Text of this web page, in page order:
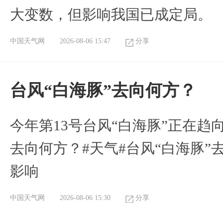
大变数，但影响我国已成定局。
中国天气网 2026-08-06 15:47 分享
台风“白海豚”去向何方？
今年第13号台风“白海豚”正在趋
去向何方？#天气#台风“白海豚”
影响
中国天气网 2026-08-06 15:30 分享